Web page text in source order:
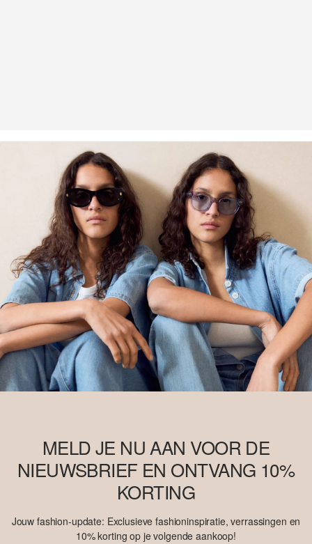
MELD JE NU AAN VOOR DE
NIEUWSBRIEF EN ONTVANG 10%
KORTING
Jouw fashion-update: Exclusieve fashioninspiratie, verrassingen en
10% korting op je volgende aankoop!